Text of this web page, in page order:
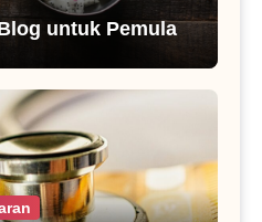
untuk Pemula